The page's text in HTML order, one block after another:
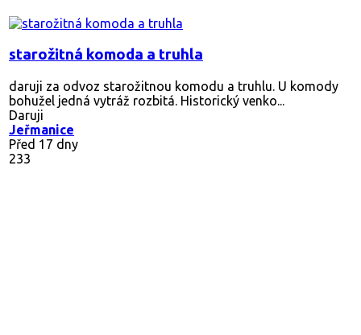
starožitná komoda a truhla
daruji za odvoz starožitnou komodu a truhlu. U komody
bohužel jedná vytráž rozbitá. Historický venko...
Daruji
Jeřmanice
Před 17 dny
233